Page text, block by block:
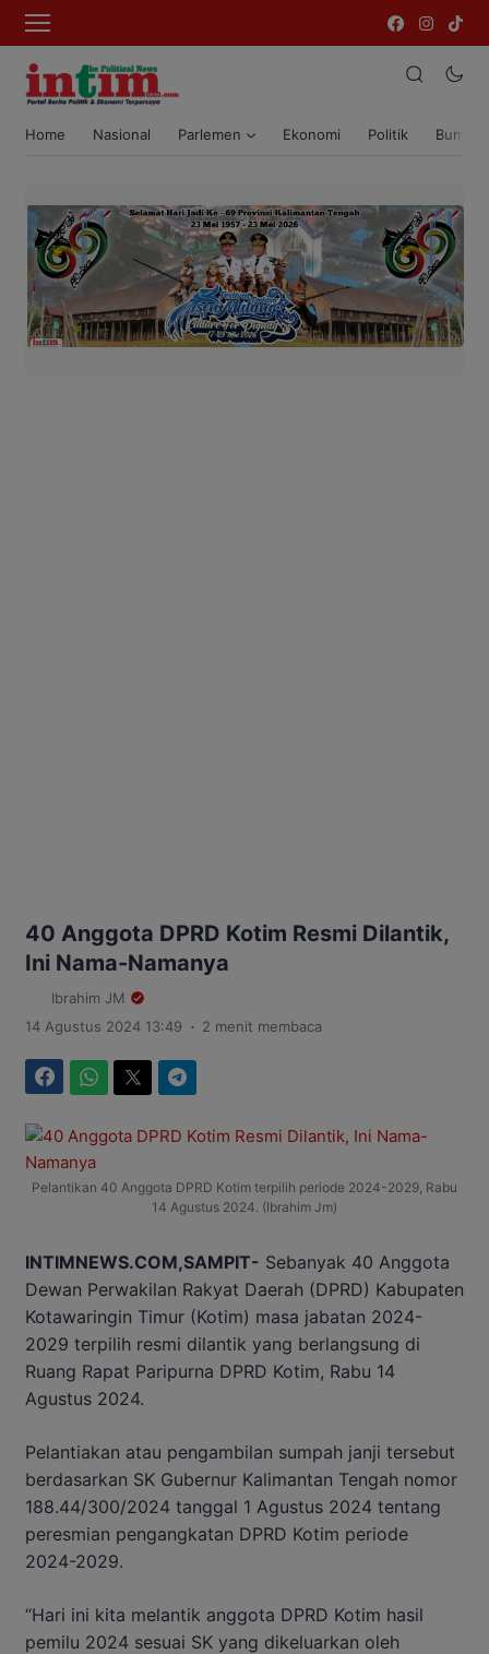
Home Nasional Parlemen Ekonomi Politik Bumi
40 Anggota DPRD Kotim Resmi Dilantik,
Ini Nama-Namanya
Ibrahim JM
14 Agustus 2024 13:49 . 2 menit membaca
Pelantikan 40 Anggota DPRD Kotim terpilih periode 2024-2029, Rabu
14 Agustus 2024. (Ibrahim Jm)
INTIMNEWS.COM,SAMPIT- Sebanyak 40 Anggota
Dewan Perwakilan Rakyat Daerah (DPRD) Kabupaten
Kotawaringin Timur (Kotim) masa jabatan 2024-
2029 terpilih resmi dilantik yang berlangsung di
Ruang Rapat Paripurna DPRD Kotim, Rabu 14
Agustus 2024.
Pelantiakan atau pengambilan sumpah janji tersebut
berdasarkan SK Gubernur Kalimantan Tengah nomor
188.44/300/2024 tanggal 1 Agustus 2024 tentang
peresmian pengangkatan DPRD Kotim periode
2024-2029.
“Hari ini kita melantik anggota DPRD Kotim hasil
pemilu 2024 sesuai SK yang dikeluarkan oleh